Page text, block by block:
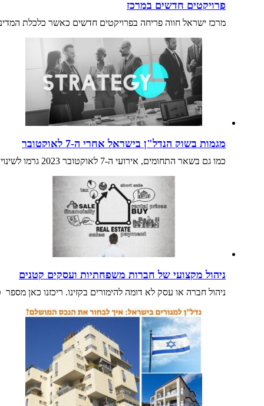
פרויקטים חדשים במרכז
מרכז ישראל חווה פריחה בפרויקטים חדשים כאשר כלכלת
מגמות בשוק הנדל"ן בישראל אחרי ה-7 לאוקטובר
כמו גם בשאר התחומים, אירועי ה-7 לאוקטובר 2023 גרמו לשינוי משמעותי בשוק הנדל"ן הישראלי. האירועים הפוליטיים והחברתיים שאירעו לאחר תאריך…
ניהול מקצועי של חברות משפחתיות ועסקים קטנים
ניהול חברה או עסק לא דומה להימורים בקזינו. ריכזנו כאן